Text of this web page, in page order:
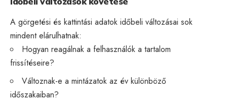
A görgetési és kattintási adatok időbeli változásai sok
mindent elárulhatnak:
Hogyan reagálnak a felhasználók a tartalom
frissítéseire?
Változnak-e a mintázatok az év különböző
időszakaiban?